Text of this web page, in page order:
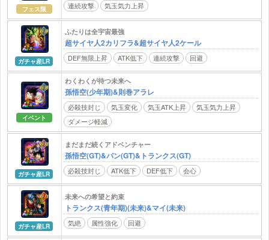
フェス限 連続攻撃 気玉気力上昇
ガチャ産LR
ふたりは全宇宙最強
超サイヤ人2カリフラ&超サイヤ人2ケール
DEF無限上昇 ATK低下 連続攻撃 回避
イベント
わくわくが待つ未来へ
孫悟空(少年期)&則巻アラレ
必殺技封じ 気玉変化 気玉ATK上昇
気玉気力上昇
ダメージ軽減
ガチャ産LR
まだまだ続くアドベンチャー
孫悟空(GT)&パン(GT)&トランクス(GT)
必殺技封じ ATK低下 DEF低下 会心
ガチャ産LR
未来への希望と約束
トランクス(青年期)(未来)&マイ(未来)
気絶 属性強化 回避